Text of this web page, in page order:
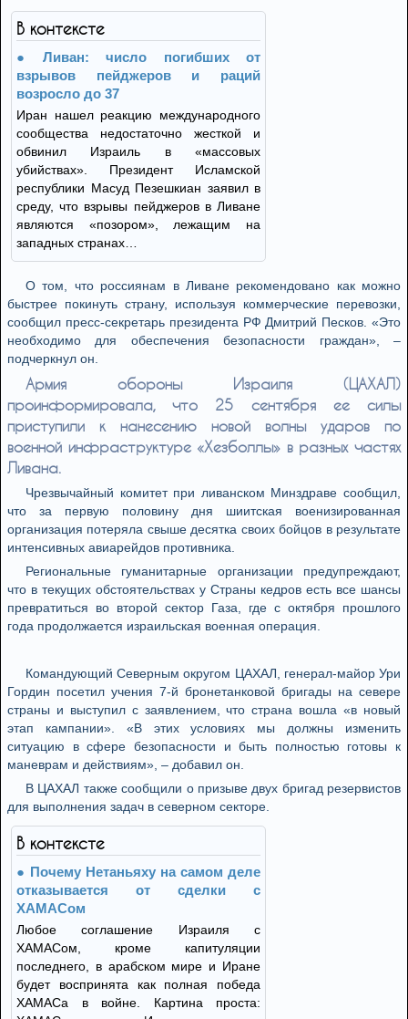
В контексте
Ливан: число погибших от
взрывов пейджеров и раций
возросло до 37
Иран нашел реакцию международного
сообщества недостаточно жесткой и
обвинил Израиль в «массовых
убийствах». Президент Исламской
республики Масуд Пезешкиан заявил в
среду, что взрывы пейджеров в Ливане
являются «позором», лежащим на
западных странах…
О том, что россиянам в Ливане рекомендовано как можно
быстрее покинуть страну, используя коммерческие перевозки,
сообщил пресс-секретарь президента РФ Дмитрий Песков. «Это
необходимо для обеспечения безопасности граждан», –
подчеркнул он.
Армия обороны Израиля (ЦАХАЛ)
проинформировала, что 25 сентября ее силы
приступили к нанесению новой волны ударов по
военной инфраструктуре «Хезболлы» в разных частях
Ливана.
Чрезвычайный комитет при ливанском Минздраве сообщил,
что за первую половину дня шиитская военизированная
организация потеряла свыше десятка своих бойцов в результате
интенсивных авиарейдов противника.
Региональные гуманитарные организации предупреждают,
что в текущих обстоятельствах у Страны кедров есть все шансы
превратиться во второй сектор Газа, где с октября прошлого
года продолжается израильская военная операция.
Командующий Северным округом ЦАХАЛ, генерал-майор Ури
Гордин посетил учения 7-й бронетанковой бригады на севере
страны и выступил с заявлением, что страна вошла «в новый
этап кампании». «В этих условиях мы должны изменить
ситуацию в сфере безопасности и быть полностью готовы к
маневрам и действиям», – добавил он.
В ЦАХАЛ также сообщили о призыве двух бригад резервистов
для выполнения задач в северном секторе.
В контексте
Почему Нетаньяху на самом деле
отказывается от сделки с
ХАМАСом
Любое соглашение Израиля с
ХАМАСом, кроме капитуляции
последнего, в арабском мире и Иране
будет воспринята как полная победа
ХАМАСа в войне. Картина проста: